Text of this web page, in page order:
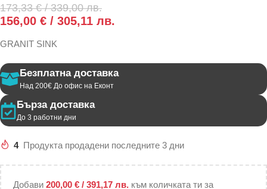
173,33€/ 339,00 лв.
156,00 € / 305,11 лв.
GRANIT SINK
Безплатна доставка
Над 200€ До офис на Еконт
Бърза доставка
До 3 работни дни
4 Продукта продадени последните 3 дни
Добави 200,00 € / 391,17 лв. към количката ти за